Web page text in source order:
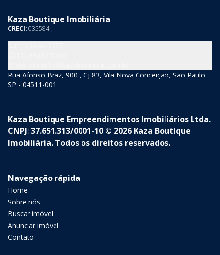
Kaza Boutique Imobiliária
CRECI: 035584-J
Rua Afonso Braz, 900 , Cj 83, Vila Nova Conceição, São Paulo -
SP - 04511-001
Kaza Boutique Empreendimentos Imobiliários Ltda.
CNPJ: 37.651.313/0001-10 © 2026 Kaza Boutique
Imobiliária. Todos os direitos reservados.
Navegação rápida
Home
Sobre nós
Buscar imóvel
Anunciar imóvel
Contato